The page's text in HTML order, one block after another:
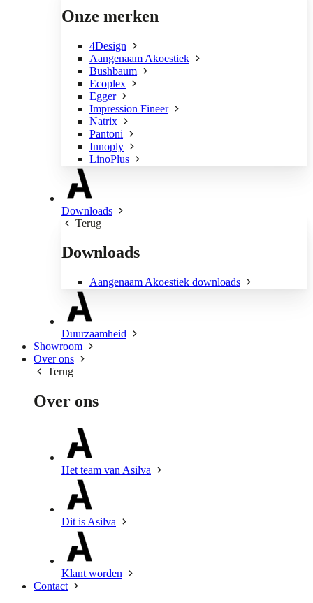
Onze merken
4Design
Aangenaam Akoestiek
Bushbaum
Ecoplex
Egger
Impression Fineer
Natrix
Pantoni
Innoply
LinoPlus
Downloads
Terug
Downloads
Aangenaam Akoestiek downloads
Duurzaamheid
Showroom
Over ons
Terug
Over ons
Het team van Asilva
Dit is Asilva
Klant worden
Contact